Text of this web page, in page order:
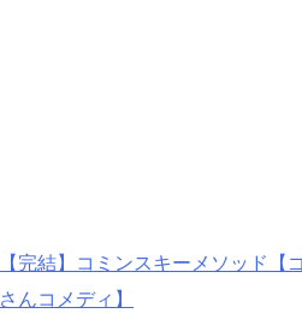
【完結】コミンスキーメソッド
さんコメディ】